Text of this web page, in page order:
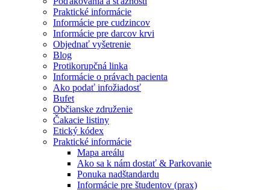
Praktické informácie
Informácie pre cudzincov
Informácie pre darcov krvi
Objednať vyšetrenie
Blog
Protikorupčná linka
Informácie o právach pacienta
Ako podať infožiadosť
Bufet
Občianske združenie
Čakacie listiny
Etický kódex
Praktické informácie
Mapa areálu
Ako sa k nám dostať & Parkovanie
Ponuka nadštandardu
Informácie pre študentov (prax)